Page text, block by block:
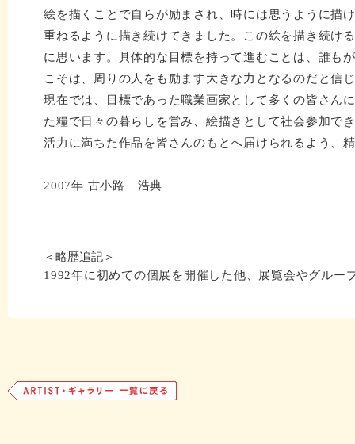
絵を描くことで自らが励まされ、時には思うように描
重ねるように描き続けてきました。この絵を描き続け
に思います。具体的な目標を持って進むことは、誰も
こそは、周りの人をも励ます大きな力となるのだと信
現在では、目標であった職業画家として多くの皆さん
た糧で日々の暮らしを営み、絵描きとして社会参加で
活力に満ちた作品を皆さんのもとへ届けられるよう、
2007年 古小路 浩典
＜略歴追記＞
1992年に初めての個展を開催した他、展覧会やグルー